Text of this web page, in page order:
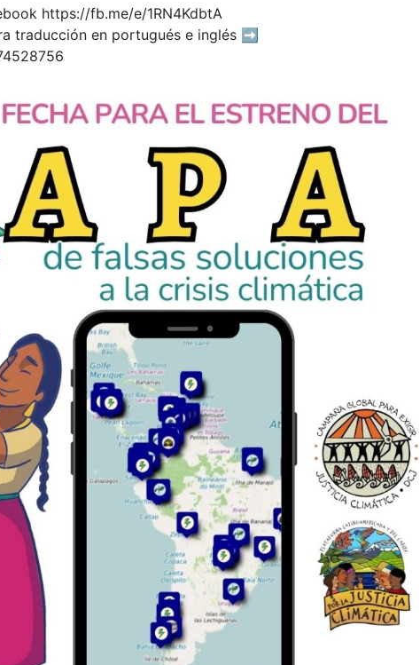
https://fb.me/e/1RN4KdbtA
traducción en portugués e inglés ➡